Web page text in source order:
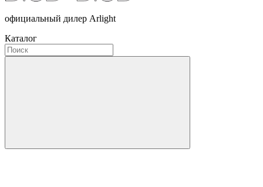
официальный дилер Arlight
Каталог